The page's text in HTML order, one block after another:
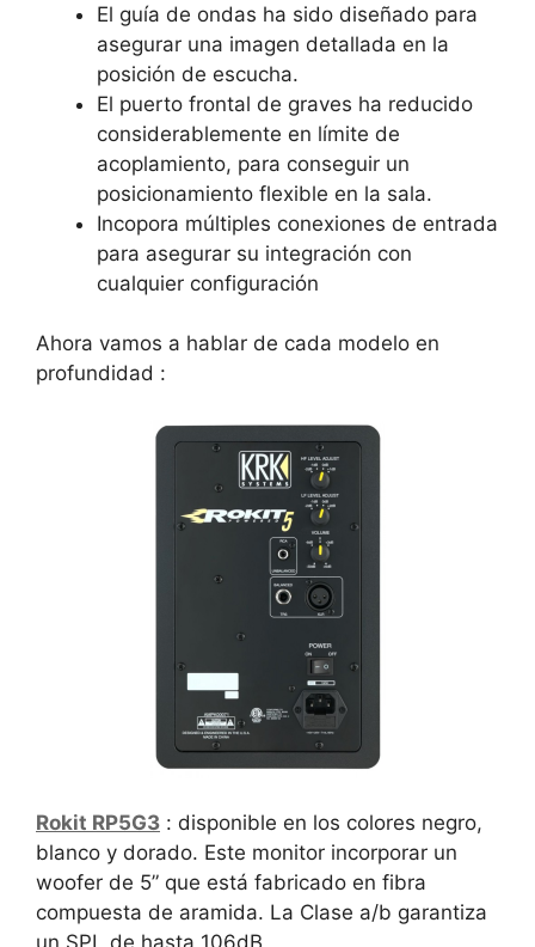
El guía de ondas ha sido diseñado para
asegurar una imagen detallada en la
posición de escucha.
El puerto frontal de graves ha reducido
considerablemente en límite de
acoplamiento, para conseguir un
posicionamiento flexible en la sala.
Incopora múltiples conexiones de entrada
para asegurar su integración con
cualquier configuración
Ahora vamos a hablar de cada modelo en
profundidad :
Rokit RP5G3 : disponible en los colores negro,
blanco y dorado. Este monitor incorporar un
woofer de 5” que está fabricado en fibra
compuesta de aramida. La Clase a/b garantiza
un SPL de hasta 106dB